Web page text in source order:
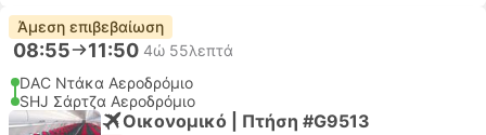
Άμεση επιβεβαίωση
08:55 11:50 4ώ 55λεπτά
DAC Ντάκα Αεροδρόμιο
SHJ Σάρτζα Αεροδρόμιο
Οικονομικό | Πτήση #G9513